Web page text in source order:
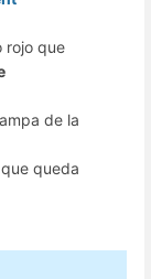
rojo que
de la
queda